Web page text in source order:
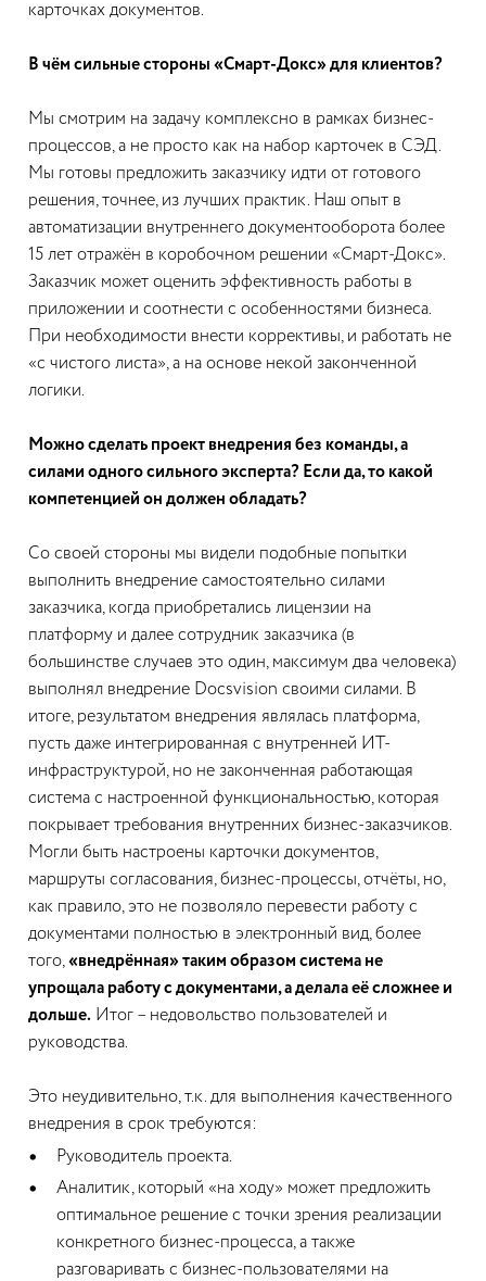
карточках документов.
В чём сильные стороны «Смарт-Докс» для клиентов?
Мы смотрим на задачу комплексно в рамках бизнес-
процессов, а не просто как на набор карточек в СЭД.
Мы готовы предложить заказчику идти от готового
решения, точнее, из лучших практик. Наш опыт в
автоматизации внутреннего документооборота более
15 лет отражён в коробочном решении «Смарт-Докс».
Заказчик может оценить эффективность работы в
приложении и соотнести с особенностями бизнеса.
При необходимости внести коррективы, и работать не
«с чистого листа», а на основе некой законченной
логики.
Можно сделать проект внедрения без команды, а
силами одного сильного эксперта? Если да, то какой
компетенцией он должен обладать?
Со своей стороны мы видели подобные попытки
выполнить внедрение самостоятельно силами
заказчика, когда приобретались лицензии на
платформу и далее сотрудник заказчика (в
большинстве случаев это один, максимум два человека)
выполнял внедрение Docsvision своими силами. В
итоге, результатом внедрения являлась платформа,
пусть даже интегрированная с внутренней ИТ-
инфраструктурой, но не законченная работающая
система с настроенной функциональностью, которая
покрывает требования внутренних бизнес-заказчиков.
Могли быть настроены карточки документов,
маршруты согласования, бизнес-процессы, отчёты, но,
как правило, это не позволяло перевести работу с
документами полностью в электронный вид, более
того,«внедрённая» таким образом система не
упрощала работу с документами, а делала её сложнее и
дольше. Итог – недовольство пользователей и
руководства.
Это неудивительно, т.к. для выполнения качественного
внедрения в срок требуются:
Руководитель проекта.
Аналитик, который «на ходу» может предложить
оптимальное решение с точки зрения реализации
конкретного бизнес-процесса, а также
разговаривать с бизнес-пользователями на